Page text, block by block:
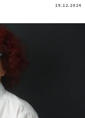
19.12.2024